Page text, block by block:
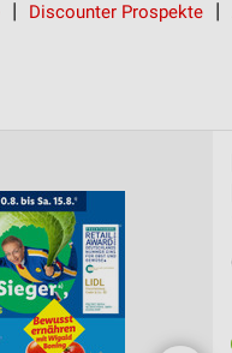
Discounter Prospekte